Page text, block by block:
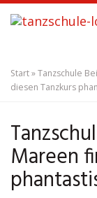
Skip
to
content
Start»Tanzschule
diesen Tanzkurs
Mareen